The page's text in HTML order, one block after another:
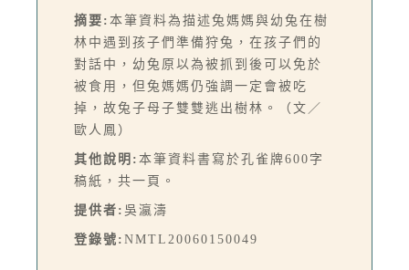
摘要: 本筆資料為描述兔媽媽與幼兔在樹
林中遇到孩子們準備狩兔，在孩子們的
對話中，幼兔原以為被抓到後可以免於
被食用，但兔媽媽仍強調一定會被吃
掉，故兔子母子雙雙逃出樹林。（文／
歐人鳳）
其他說明: 本筆資料書寫於孔雀牌600字
稿紙，共一頁。
提供者: 吳瀛濤
登錄號: NMTL20060150049